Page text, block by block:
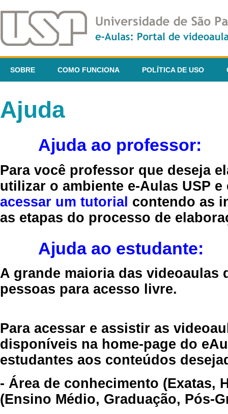
SOBRE COMO FUNCIONA POLÍTICA DE USO
Ajuda
Ajuda ao professor:
Para você professor que deseja
utilizar o ambiente e-Aulas USP
acessar um tutorial contendo as
as etapas do processo de
Ajuda ao estudante:
A grande maioria das videoaulas
pessoas para acesso livre.
Para acessar e assistir as
disponíveis na home-page do
estudantes aos conteúdos
- Área de conhecimento (Exatas,
(Ensino Médio, Graduação, Pós-